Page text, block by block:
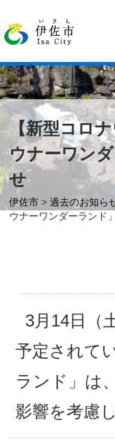
【新型コロ
ウナーワン
せ
伊佐市 >過去のお知ら
ウナーワンダーランド
3月14日（
予定されて
ランド」は
影響を考慮し